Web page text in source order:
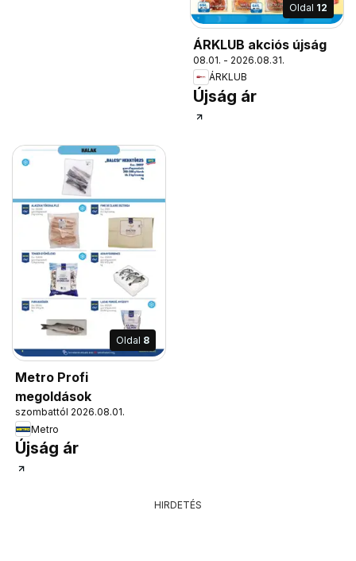
Oldal 12
ÁRKLUB akciós újság
08.01. - 2026.08.31.
ÁRKLUB
Újság ár
Oldal 8
Metro Profi
megoldások
szombattól 2026.08.01.
Metro
Újság ár
HIRDETÉS